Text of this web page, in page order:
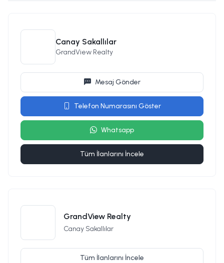
Canay Sakallılar
GrandView Realty
Mesaj Gönder
Telefon Numarasını Göster
Whatsapp
Tüm İlanlarını İncele
GrandView Realty
Canay Sakallılar
Tüm İlanlarını İncele